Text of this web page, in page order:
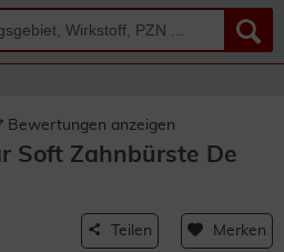
Bewertungen anzeigen
Soft Zahnbürste De
Teilen Merken